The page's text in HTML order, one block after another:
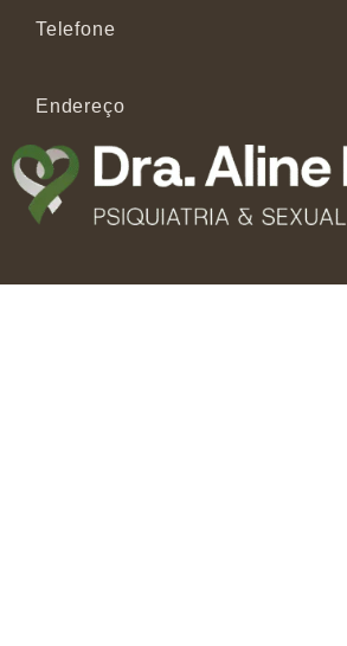
Telefone
Endereço